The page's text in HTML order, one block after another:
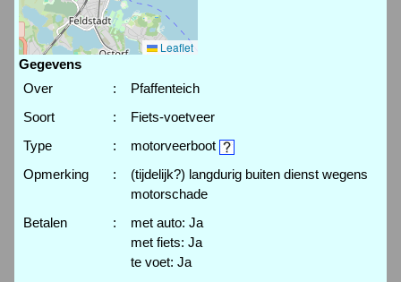
Leaflet
Gegevens
Over
:
Pfaffenteich
Soort
:
Fiets-voetveer
Type
:
motorveerboot
Opmerking
:
(tijdelijk?) langdurig buiten dienst wegens
motorschade
Betalen
:
met auto: Ja
met fiets: Ja
te voet: Ja